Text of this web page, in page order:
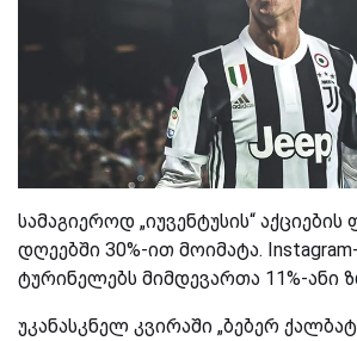
სამაგიეროდ „იუვენტუსის“
დღეებში 30%-ით მოიმატა.
ტურინელებს მიმდევართა 11%-ანი
უკანასკნელ კვირაში „ბებერ